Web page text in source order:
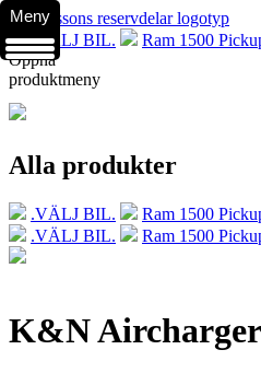
.VÄLJ BIL. Ram 1500
Öppna
produktmeny
Alla produkter
.VÄLJ BIL. Ram 1500
.VÄLJ BIL.
Ram 1500
K&N
Meny